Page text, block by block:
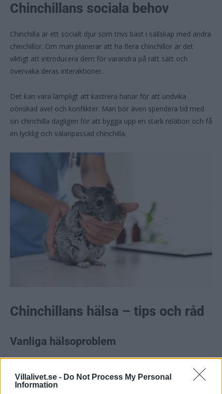
Villalivet.se - Do Not Process My Personal
Information
Chinchillans sociala behov
Chinchilla är ett socialt djur som trivs bäst i sällskap med andra
chinchillor. Om man planerar att ha flera chinchillor är det
viktigt att introducera dem för varandra på rätt sätt och
övervaka deras interaktioner.
Det kan vara lämpligt att kastrera hanar för att undvika
oönskad avel och konflikter. Man bör även spendera tid med
sin chinchilla dagligen för att bygga upp en stark relation och få
en lycklig och välanpassad chinchilla.
Chinchillans hälsa – tips och råd
Vanliga hälsoproblem
tandproblem, matsmältningsproblem, andningsproblem och
pälsproblem. Det är viktigt att vara uppmärksam på tecken på